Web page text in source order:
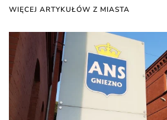
WIĘCEJ ARTYKUŁÓW Z MIASTA